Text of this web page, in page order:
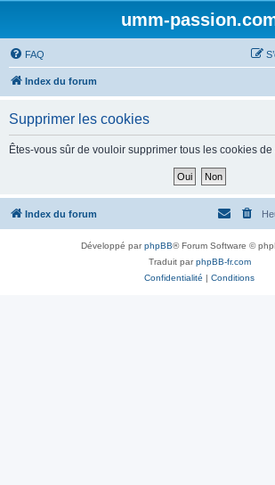
umm-
FAQ
Index du forum
Supprimer les cookies
Êtes-vous sûr de vouloir supprimer tous les cookies de
Index du forum
Développé parphpBB® Forum Software ©
Traduit parphpBB-fr.com
Confidentialité | Conditions